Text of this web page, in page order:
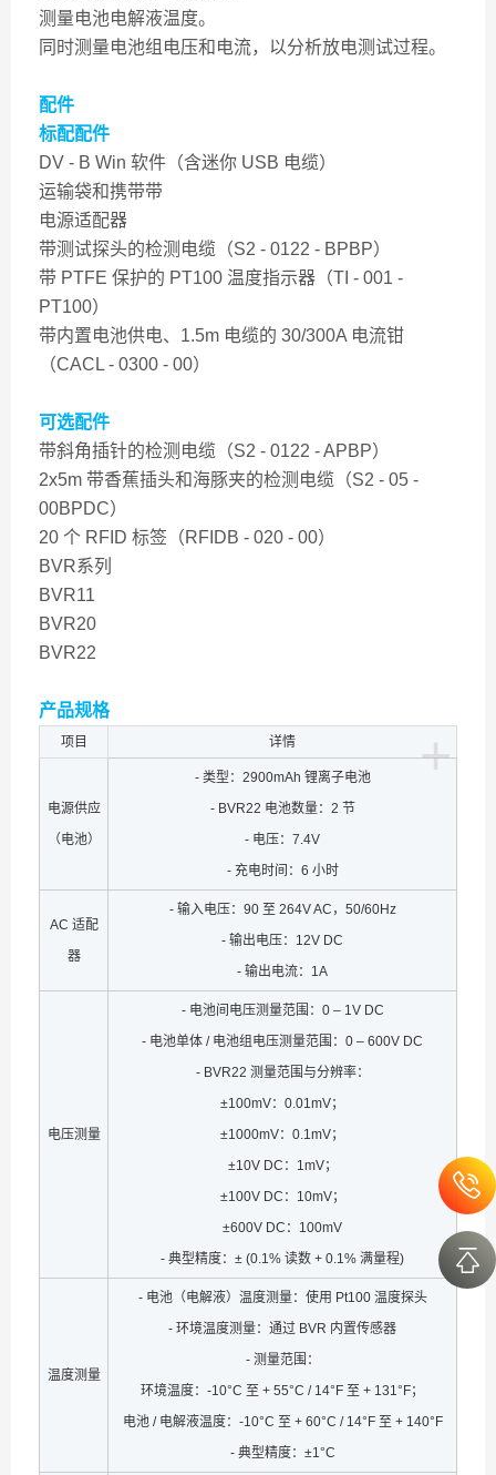
测量电池电解液温度。
同时测量电池组电压和电流，以分析放电测试过程。
配件
标配配件
DV - B Win 软件（含迷你 USB 电缆）
运输袋和携带带
电源适配器
带测试探头的检测电缆（S2 - 0122 - BPBP）
带 PTFE 保护的 PT100 温度指示器（TI - 001 -
PT100）
带内置电池供电、1.5m 电缆的 30/300A 电流钳
（CACL - 0300 - 00）
可选配件
带斜角插针的检测电缆（S2 - 0122 - APBP）
2x5m 带香蕉插头和海豚夹的检测电缆（S2 - 05 -
00BPDC）
20 个 RFID 标签（RFIDB - 020 - 00）
BVR系列
BVR11
BVR20
BVR22
产品规格
+
项目 详情
电源供应
（电池）
- 类型：2900mAh 锂离子电池
- BVR22 电池数量：2 节
- 电压：7.4V
- 充电时间：6 小时
AC 适配
器
- 输入电压：90 至 264V AC，50/60Hz
- 输出电压：12V DC
- 输出电流：1A
电压测量
- 电池间电压测量范围：0 – 1V DC
- 电池单体 / 电池组电压测量范围：0 – 600V DC
- BVR22 测量范围与分辨率：
±100mV：0.01mV；
±1000mV：0.1mV；
±10V DC：1mV；
±100V DC：10mV；
±600V DC：100mV
- 典型精度：± (0.1% 读数 + 0.1% 满量程)
温度测量
- 电池（电解液）温度测量：使用 Pt100 温度探头
- 环境温度测量：通过 BVR 内置传感器
- 测量范围：
环境温度：-10°C 至 + 55°C / 14°F 至 + 131°F；
电池 / 电解液温度：-10°C 至 + 60°C / 14°F 至 + 140°F
- 典型精度：±1°C